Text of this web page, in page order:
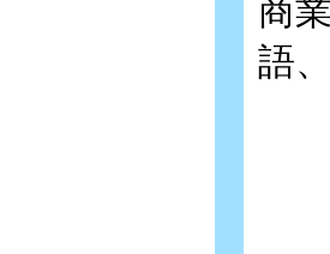
商
語
2.